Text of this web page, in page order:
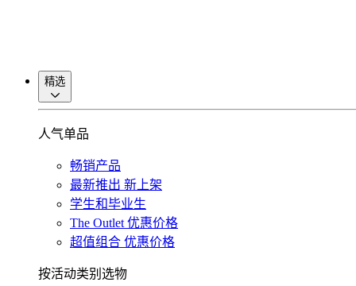
精选
人气单品
畅销产品
最新推出 新上架
学生和毕业生
The Outlet 优惠价格
超值组合 优惠价格
按活动类别选物